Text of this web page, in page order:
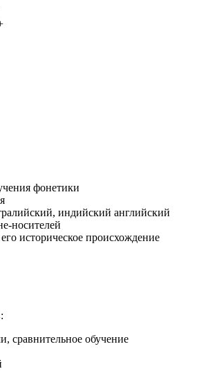
фонетики
индийский английский
носителей
историческое происхождение
сравнительное обучение